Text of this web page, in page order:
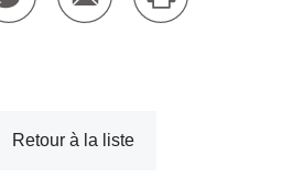
Retour à la liste